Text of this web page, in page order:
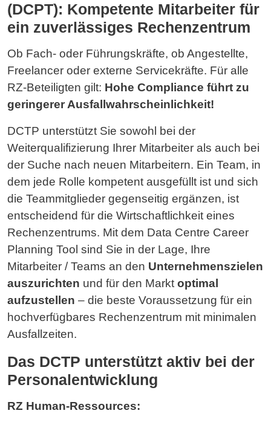
(DCPT): Kompetente Mitarbeiter für
ein zuverlässiges Rechenzentrum
Ob Fach- oder Führungskräfte, ob Angestellte,
Freelancer oder externe Servicekräfte. Für alle
RZ-Beteiligten gilt: Hohe Compliance führt zu
geringerer Ausfallwahrscheinlichkeit!
DCTP unterstützt Sie sowohl bei der
Weiterqualifizierung Ihrer Mitarbeiter als auch bei
der Suche nach neuen Mitarbeitern. Ein Team, in
dem jede Rolle kompetent ausgefüllt ist und sich
die Teammitglieder gegenseitig ergänzen, ist
entscheidend für die Wirtschaftlichkeit eines
Rechenzentrums. Mit dem Data Centre Career
Planning Tool sind Sie in der Lage, Ihre
Mitarbeiter / Teams an den Unternehmenszielen
auszurichten und für den Markt optimal
aufzustellen – die beste Voraussetzung für ein
hochverfügbares Rechenzentrum mit minimalen
Ausfallzeiten.
Das DCTP unterstützt aktiv bei der
Personalentwicklung
RZ Human-Ressources: